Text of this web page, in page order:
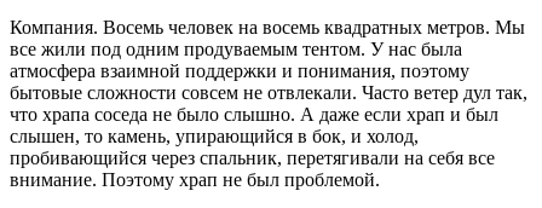
Компания. Восемь человек на восемь квадратных метров. Мы
все жили под одним продуваемым тентом. У нас была
атмосфера взаимной поддержки и понимания, поэтому
бытовые сложности совсем не отвлекали. Часто ветер дул так,
что храпа соседа не было слышно. А даже если храп и был
слышен, то камень, упирающийся в бок, и холод,
пробивающийся через спальник, перетягивали на себя все
внимание. Поэтому храп не был проблемой.